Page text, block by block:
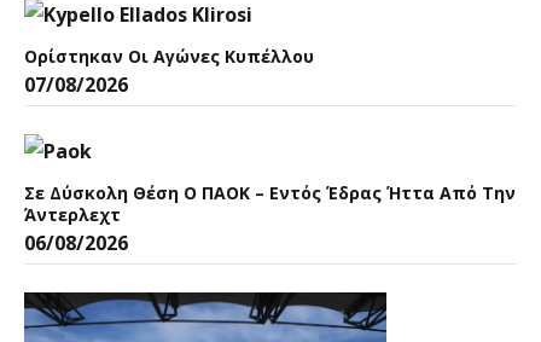
Ορίστηκαν Οι Αγώνες Κυπέλλου
07/08/2026
Σε Δύσκολη Θέση Ο ΠΑΟΚ – Εντός Έδρας Ήττα Από Την
Άντερλεχτ
06/08/2026